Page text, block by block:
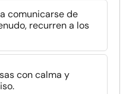
comunicarse de
recurren a los
con calma y